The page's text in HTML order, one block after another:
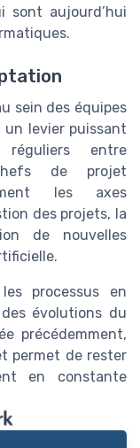
sont aujourd’hui
sein des équipes
levier puissant
entre
de projet
les axes
des projets, la
de nouvelles
processus en
évolutions du
précédemment,
permet de rester
en constante